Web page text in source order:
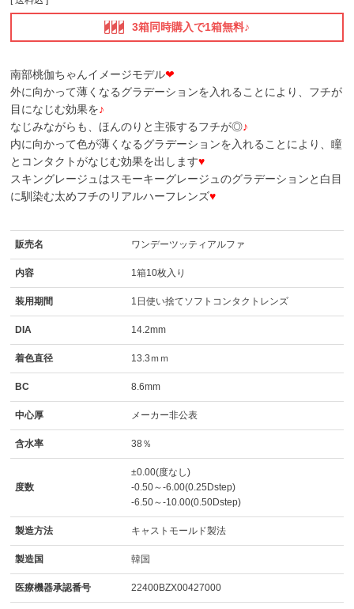
3箱同時購入で1箱無料♪
南部桃伽ちゃんイメージモデル❤
外に向かって薄くなるグラデーションを入れることにより、フチが
目になじむ効果を♪
なじみながらも、ほんのりと主張するフチが◎♪
内に向かって色が薄くなるグラデーションを入れることにより、瞳
とコンタクトがなじむ効果を出します♥
スキングレージュはスモーキーグレージュのグラデーションと白目
に馴染む太めフチのリアルハーフレンズ♥
販売名 ワンデーツッティアルファ
内容 1箱10枚入り
装用期間 1日使い捨てソフトコンタクトレンズ
DIA 14.2mm
着色直径 13.3ｍｍ
BC 8.6mm
中心厚 メーカー非公表
含水率 38％
度数
±0.00(度なし)
-0.50～-6.00(0.25Dstep)
-6.50～-10.00(0.50Dstep)
製造方法 キャストモールド製法
製造国 韓国
医療機器承認番号 22400BZX00427000